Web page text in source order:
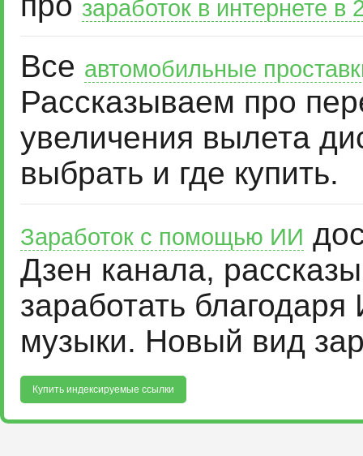
заработок в интернете в
Все автомобильные
Рассказываем про
увеличения вылета
выбрать и где купить.
Заработок с помощью ИИ
Дзен канала,
заработать
музыки. Новый вид
Купить индексируемые ссылки